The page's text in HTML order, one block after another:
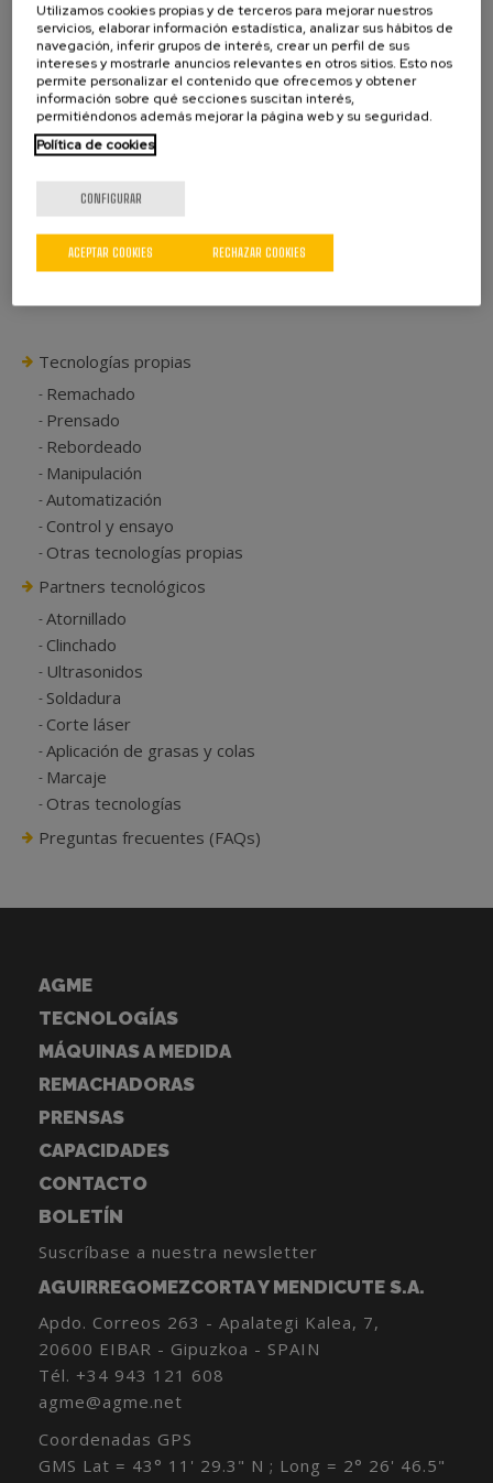
Existen también válvulas manuales o pistolas para su
aplicación manual.
ASÍ MISMO, SE PUEDEN INCLUIR ADEMÁS SENSORES PARA ASEGURAR UN
ÓPTIMO PROCESO:
Sensores ópticos rectos y en ángulo 90º
Supervisión de presión
Sensores de caudal
Control de dosificación
Tecnologías propias
Remachado
Prensado
Rebordeado
Manipulación
Automatización
Control y ensayo
Otras tecnologías propias
Partners tecnológicos
Atornillado
Clinchado
Ultrasonidos
Soldadura
Corte láser
Aplicación de grasas y colas
Marcaje
Otras tecnologías
Preguntas frecuentes (FAQs)
AGME
TECNOLOGÍAS
MÁQUINAS A MEDIDA
REMACHADORAS
PRENSAS
CAPACIDADES
CONTACTO
BOLETÍN
Suscríbase a nuestra newsletter
AGUIRREGOMEZCORTA Y MENDICUTE S.A.
Apdo. Correos 263 - Apalategi Kalea, 7,
20600 EIBAR - Gipuzkoa - SPAIN
Tél. +34 943 121 608
agme@agme.net
Coordenadas GPS
GMS Lat = 43° 11' 29.3" N ; Long = 2° 26' 46.5"
Utilizamos cookies propias y de terceros para mejorar nuestros
servicios, elaborar información estadística, analizar sus hábitos de
navegación, inferir grupos de interés, crear un perfil de sus
intereses y mostrarle anuncios relevantes en otros sitios. Esto nos
permite personalizar el contenido que ofrecemos y obtener
información sobre qué secciones suscitan interés,
permitiéndonos además mejorar la página web y su seguridad.
Política de cookies
CONFIGURAR
RECHAZAR COOKIES
ACEPTAR COOKIES